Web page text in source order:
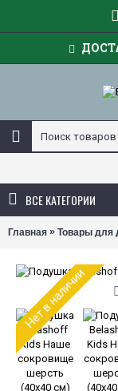
ВСЕ КАТЕГОРИИ
Главная » Товары для
Нет в наличии